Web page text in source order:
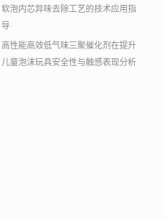
软泡内芯异味去除工艺的技术应用指
导
高性能高效低气味三聚催化剂在提升
儿童泡沫玩具安全性与触感表现分析